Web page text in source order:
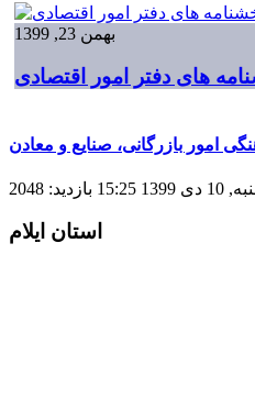
بهمن 23, 1399
های دفتر امور اقتصادی
امور بازرگانی، صنایع و معادن
15:25 بازدید: 2048
استان ایلام